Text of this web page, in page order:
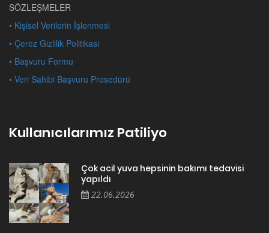
SÖZLEŞMELER
• Kişisel Verilerin İşlenmesi
• Çerez Gizlilik Politikası
• Başvuru Formu
• Veri Sahibi Başvuru Prosedürü
Kullanıcılarımız Patiliyo
Çok acil yuva hepsinin bakımı tedavisi
yapıldı
22.06.2026